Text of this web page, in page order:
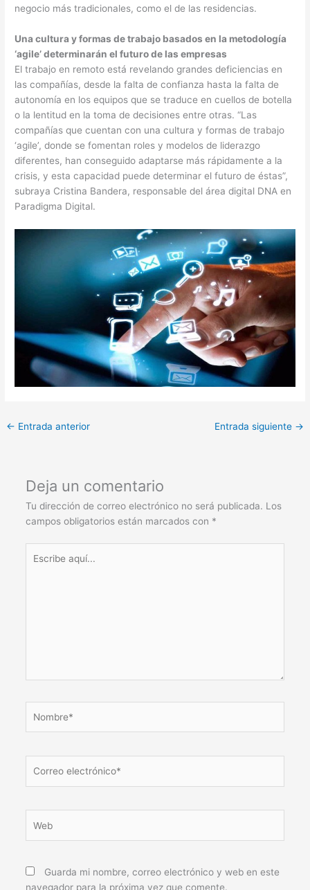
negocio más tradicionales, como el de las residencias.
Una cultura y formas de trabajo basados en la metodología
‘agile’ determinarán el futuro de las empresas
El trabajo en remoto está revelando grandes deficiencias en
las compañías, desde la falta de confianza hasta la falta de
autonomía en los equipos que se traduce en cuellos de botella
o la lentitud en la toma de decisiones entre otras. “Las
compañías que cuentan con una cultura y formas de trabajo
‘agile’, donde se fomentan roles y modelos de liderazgo
diferentes, han conseguido adaptarse más rápidamente a la
crisis, y esta capacidad puede determinar el futuro de éstas”,
subraya Cristina Bandera, responsable del área digital DNA en
Paradigma Digital.
← Entrada anterior Entrada siguiente →
Deja un comentario
Tu dirección de correo electrónico no será publicada. Los
campos obligatorios están marcados con *
aquí...
electrónico*
Guarda mi nombre, correo electrónico y web en este
navegador para la próxima vez que comente.